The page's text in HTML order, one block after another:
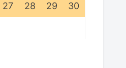
27 28 29 30